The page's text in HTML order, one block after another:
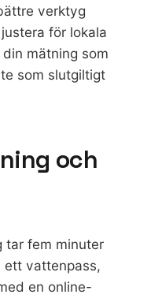
verktyg
för lokala
mätning som
som slutgiltigt
och
tar fem minuter
ett vattenpass,
en online-